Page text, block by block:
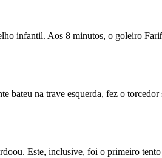
infantil. Aos 8 minutos, o goleiro
na trave esquerda, fez o
Este, inclusive, foi o primeiro